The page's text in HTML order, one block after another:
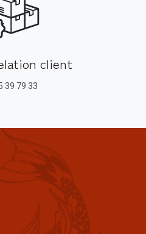
client
39 79 33